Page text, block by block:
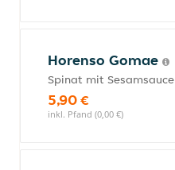
Horenso Gomae
Spinat mit Sesamsauce
5,90 €
inkl. Pfand (0,00 €)